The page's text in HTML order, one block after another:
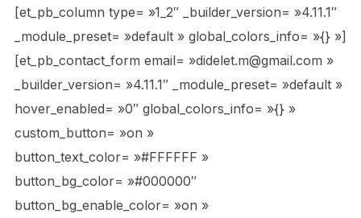
[et_pb_column type= »1_2″ _builder_version= »4.11.1″
_module_preset= »default » global_colors_info= »{} »]
[et_pb_contact_form email= »didelet.m@gmail.com »
_builder_version= »4.11.1″ _module_preset= »default »
hover_enabled= »0″ global_colors_info= »{} »
custom_button= »on »
button_text_color= »#FFFFFF »
button_bg_color= »#000000″
button_bg_enable_color= »on »